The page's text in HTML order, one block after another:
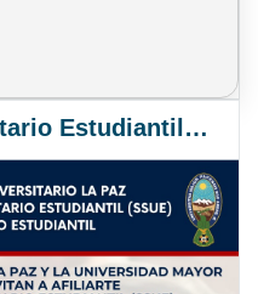
Seguro Social Universitario Estudiantil SSUE